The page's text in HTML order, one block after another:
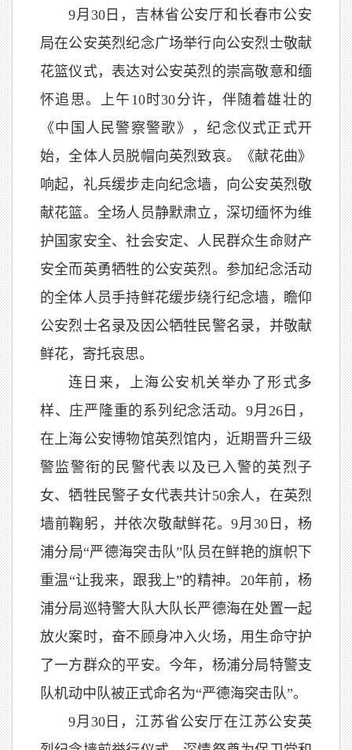
9月30日，吉林省公安厅和长春市公安
局在公安英烈纪念广场举行向公安烈士敬献
花篮仪式，表达对公安英烈的崇高敬意和缅
怀追思。上午10时30分许，伴随着雄壮的
《中国人民警察警歌》，纪念仪式正式开
始，全体人员脱帽向英烈致哀。《献花曲》
响起，礼兵缓步走向纪念墙，向公安英烈敬
献花篮。全场人员静默肃立，深切缅怀为维
护国家安全、社会安定、人民群众生命财产
安全而英勇牺牲的公安英烈。参加纪念活动
的全体人员手持鲜花缓步绕行纪念墙，瞻仰
公安烈士名录及因公牺牲民警名录，并敬献
鲜花，寄托哀思。
连日来，上海公安机关举办了形式多
样、庄严隆重的系列纪念活动。9月26日，
在上海公安博物馆英烈馆内，近期晋升三级
警监警衔的民警代表以及已入警的英烈子
女、牺牲民警子女代表共计50余人，在英烈
墙前鞠躬，并依次敬献鲜花。9月30日，杨
浦分局“严德海突击队”队员在鲜艳的旗帜下
重温“让我来，跟我上”的精神。20年前，杨
浦分局巡特警大队大队长严德海在处置一起
放火案时，奋不顾身冲入火场，用生命守护
了一方群众的平安。今年，杨浦分局特警支
队机动中队被正式命名为“严德海突击队”。
9月30日，江苏省公安厅在江苏公安英